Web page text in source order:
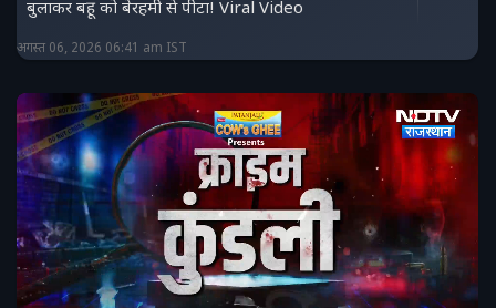
बुलाकर बहू को बेरहमी से पीटा! Viral Video
अगस्त 06, 2026 06:41 am IST